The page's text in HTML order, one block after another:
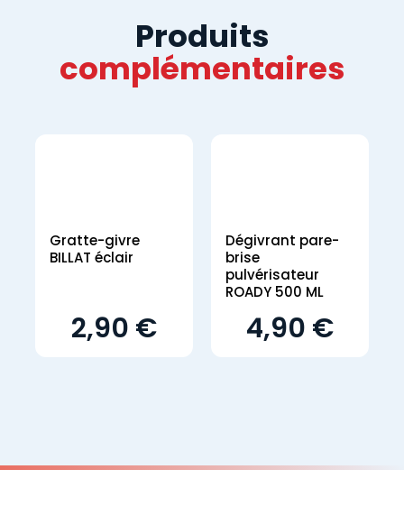
Produits
complémentaires
Gratte-givre
BILLAT éclair
2,90 €
Dégivrant pare-
brise
pulvérisateur
ROADY 500 ML
4,90 €